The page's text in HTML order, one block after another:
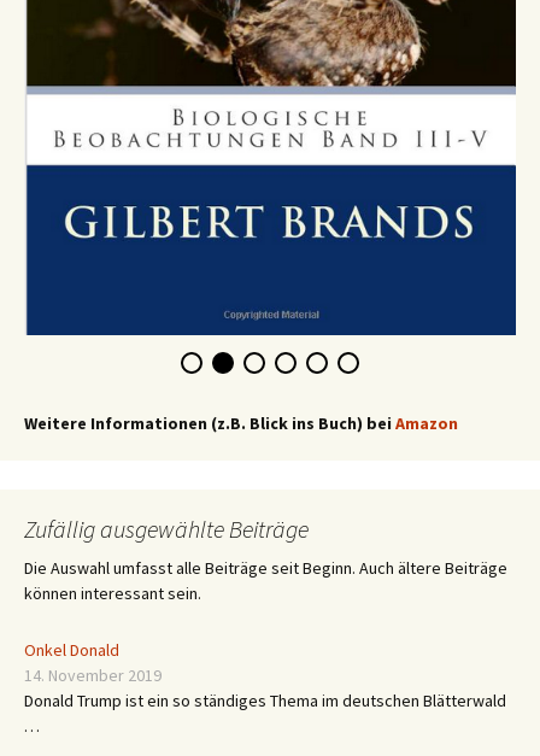
Weitere Informationen (z.B. Blick ins Buch) bei Amazon
Zufällig ausgewählte Beiträge
Die Auswahl umfasst alle Beiträge seit Beginn. Auch ältere Beiträge
können interessant sein.
Onkel Donald
14. November 2019
Donald Trump ist ein so ständiges Thema im deutschen Blätterwald
…